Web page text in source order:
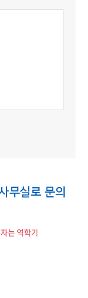
무실로 문의
는 역학기